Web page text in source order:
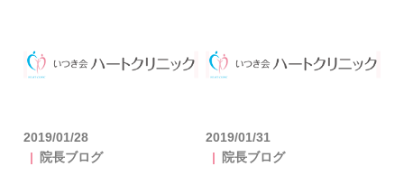
2019/01/28
院長ブログ
2019/01/31
院長ブログ